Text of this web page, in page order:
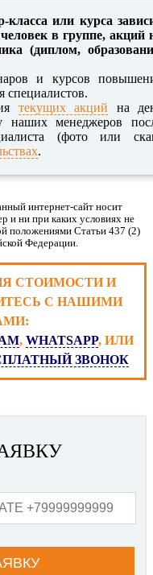
класса или курса
в группе, акций
(диплом,
и курсов
специалистов.
текущих акций на
наших менеджеров
(фото или
.
интернет-сайт носит
и ни при каких условиях не
положениями Статьи 437 (2)
Федерации.
СТОИМОСТИ И
С НАШИМИ
, WHATSAPP, ИЛИ
ЗВОНОК